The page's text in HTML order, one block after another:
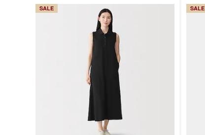
SALE SALE